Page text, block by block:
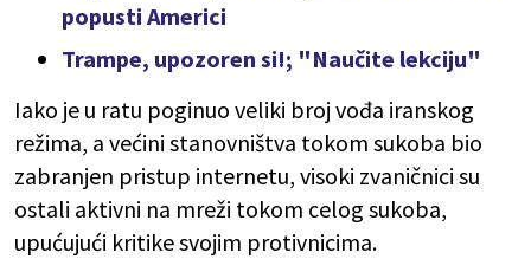
popusti Americi
Trampe, upozoren si!; "Naučite lekciju"
Iako je u ratu poginuo veliki broj vođa iranskog
režima, a većini stanovništva tokom sukoba bio
zabranjen pristup internetu, visoki zvaničnici su
ostali aktivni na mreži tokom celog sukoba,
upućujući kritike svojim protivnicima.